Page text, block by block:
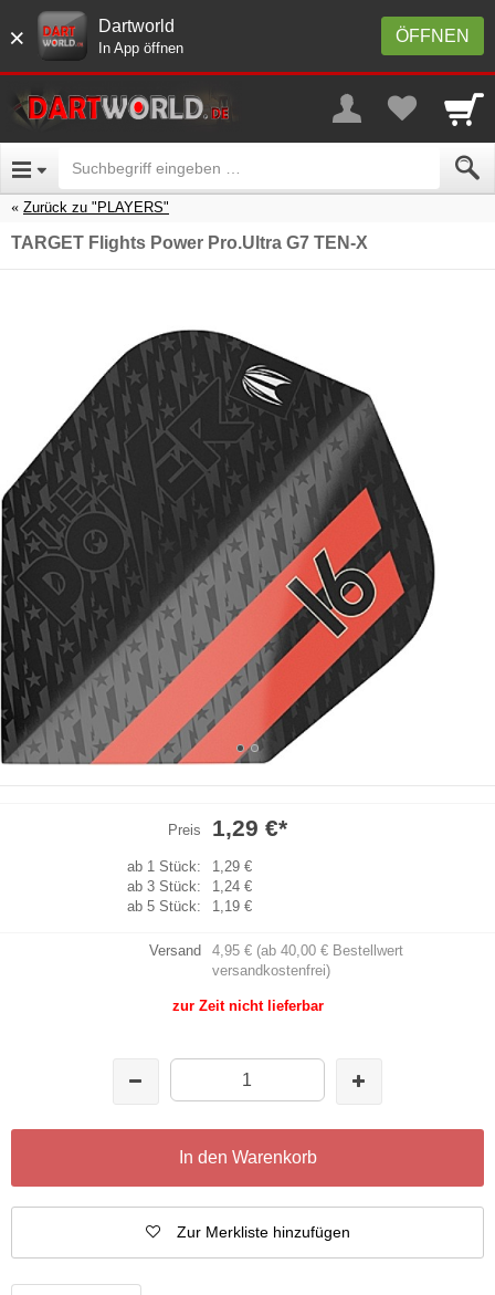
× ÖFFNEN
Dartworld
In App öffnen
Zurück zu "PLAYERS"
TARGET Flights Power Pro.Ultra G7 TEN-X
Preis 1,29 €*
ab 1 Stück:
1,29 €
ab 3 Stück:
1,24 €
ab 5 Stück:
1,19 €
Versand
4,95 € (ab 40,00 € Bestellwert
versandkostenfrei)
zur Zeit nicht lieferbar
In den Warenkorb
Zur Merkliste hinzufügen